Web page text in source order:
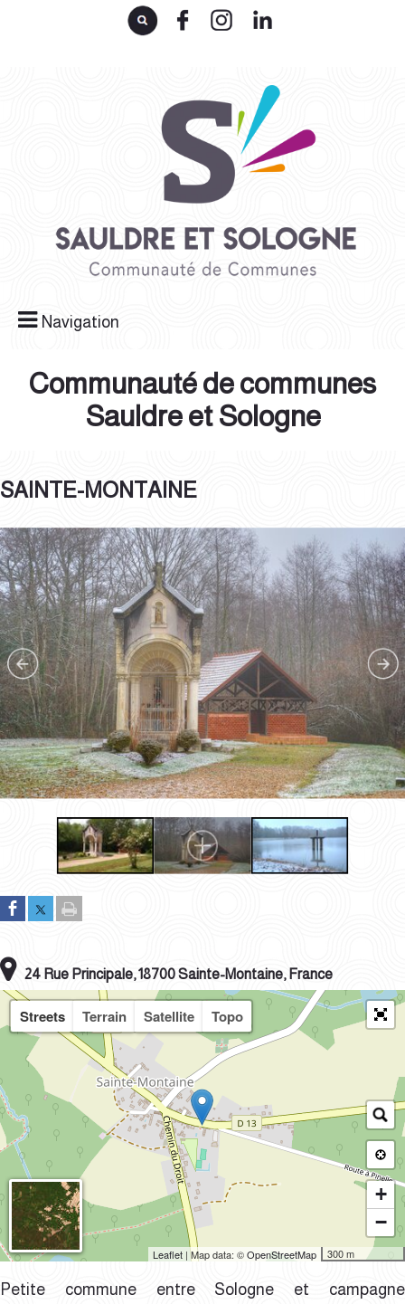
Navigation
Communauté de communes
Sauldre et Sologne
SAINTE-MONTAINE
24 Rue Principale, 18700 Sainte-Montaine, France
Streets Terrain Satellite Topo
+
−
300 m
Leaflet | Map data: ©OpenStreetMap
Petite commune entre Sologne et campagne